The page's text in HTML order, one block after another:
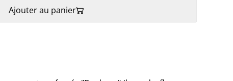
Ajouter au panier